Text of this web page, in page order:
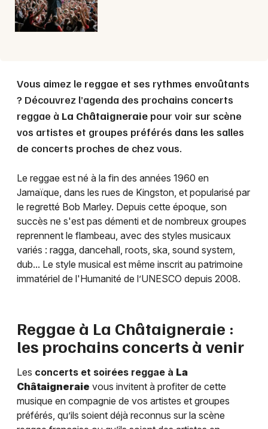
Vous aimez le reggae et ses rythmes envoûtants
? Découvrez l’agenda des prochains concerts
reggae à La Châtaigneraie pour voir sur scène
vos artistes et groupes préférés dans les salles
de concerts proches de chez vous.
Le reggae est né à la fin des années 1960 en
Jamaïque, dans les rues de Kingston, et popularisé par
le regretté Bob Marley. Depuis cette époque, son
succès ne s'est pas démenti et de nombreux groupes
reprennent le flambeau, avec des styles musicaux
variés : ragga, dancehall, roots, ska, sound system,
dub... Le style musical est même inscrit au patrimoine
immatériel de l'Humanité de l’UNESCO depuis 2008.
Reggae à La Châtaigneraie :
les prochains concerts à venir
Les concerts et soirées reggae à La
Châtaigneraie vous invitent à profiter de cette
musique en compagnie de vos artistes et groupes
préférés, qu’ils soient déjà reconnus sur la scène